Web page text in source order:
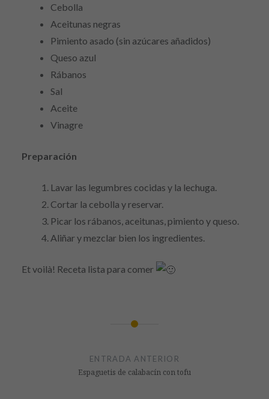
Cebolla
Aceitunas negras
Pimiento asado (sin azúcares añadidos)
Queso azul
Rábanos
Sal
Aceite
Vinagre
Preparación
Lavar las legumbres cocidas y la lechuga.
Cortar la cebolla y reservar.
Picar los rábanos, aceitunas, pimiento y queso.
Aliñar y mezclar bien los ingredientes.
Et voilà! Receta lista para comer
ENTRADA ANTERIOR
Espaguetis de calabacín con tofu